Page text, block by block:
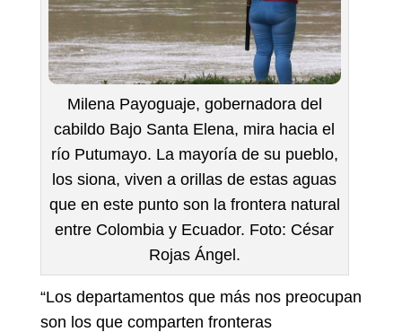
Milena Payoguaje, gobernadora del
cabildo Bajo Santa Elena, mira hacia el
río Putumayo. La mayoría de su pueblo,
los siona, viven a orillas de estas aguas
que en este punto son la frontera natural
entre Colombia y Ecuador. Foto: César
Rojas Ángel.
“Los departamentos que más nos preocupan
son los que comparten fronteras